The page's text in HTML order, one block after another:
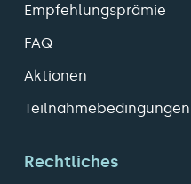
Empfehlungsprämie
FAQ
Aktionen
Teilnahmebedingungen
Rechtliches